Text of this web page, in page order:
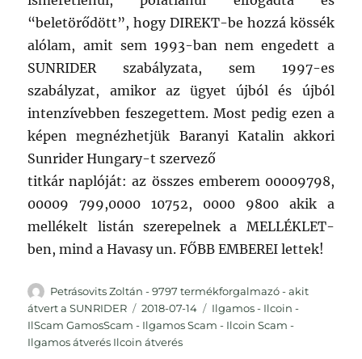
“beletörődött”, hogy DIREKT-be hozzá kössék
alólam, amit sem 1993-ban nem engedett a
SUNRIDER szabályzata, sem 1997-es
szabályzat, amikor az ügyet újból és újból
intenzívebben feszegettem. Most pedig ezen a
képen megnézhetjük Baranyi Katalin akkori
Sunrider Hungary-t szervező
titkár naplóját: az összes emberem 00009798,
00009 799,0000 10752, 0000 9800 akik a
mellékelt listán szerepelnek a MELLÉKLET-
ben, mind a Havasy un. FŐBB EMBEREI lettek!
Szerző
Petrásovits Zoltán - 9797 termékforgalmazó - akit
átvert a SUNRIDER
Közzétéve
2018-07-14 Kategória
Ilgamos - Ilcoin -
IlScam GamosScam - Ilgamos Scam - Ilcoin Scam -
Ilgamos átverés Ilcoin átverés